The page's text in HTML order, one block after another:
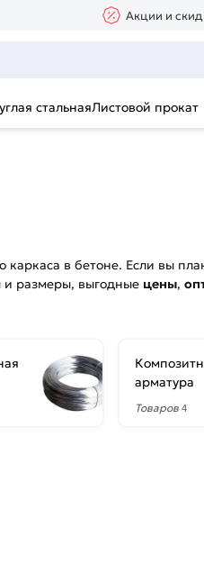
Акции и
стальнаяЛистовой прокат
каркаса в бетоне. Если вы
и размеры, выгодные цены,
арматура
Товаров 4